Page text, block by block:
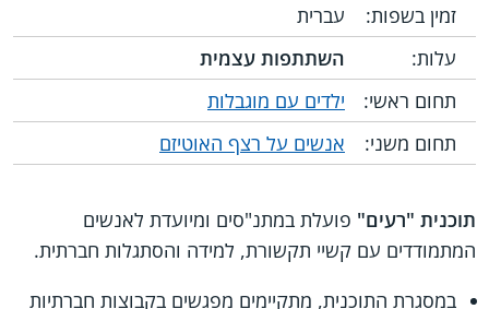
זמין בשפות:
עברית
עלות:
השתתפות עצמית
תחום ראשי:
ילדים עם מוגבלות
תחום משני:
אנשים על רצף האוטיזם
תוכנית "רעים" פועלת במתנ"סים ומיועדת לאנשים
המתמודדים עם קשיי תקשורת, למידה והסתגלות חברתית.
במסגרת התוכנית, מתקיימים מפגשים בקבוצות חברתיות